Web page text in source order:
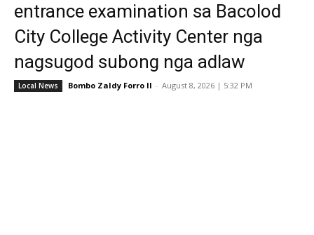
entrance examination sa Bacolod
City College Activity Center nga
nagsugod subong nga adlaw
Local News Bombo Zaldy Forro II - August 8, 2026 | 5:32 PM